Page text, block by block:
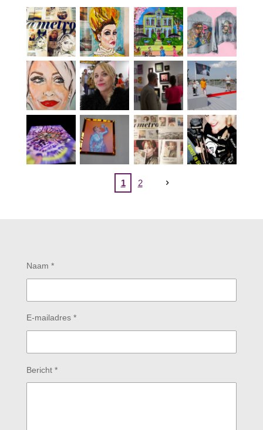
1 2
Naam *
E-mailadres *
Bericht *